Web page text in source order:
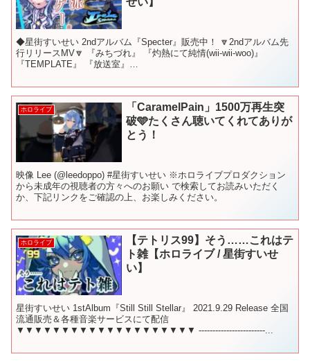
◆星街すいせい 2ndアルバム『Specter』販売中！ 🔽2ndアルバム先
行リリースMV🔽 『みちづれ』 『灼熱にて純情(wii-wii-woo)』
『TEMPLATE』 『放送室』
ホロライブ
「CaramelPain」1500万再生突
破🩵たくさん聴いてくれてありが
とう！
映像 Lee (@leedoppo) #星街すいせい ※ホロライブプロダクション
から未成年の視聴者の方々へのお願い で検索してお読みいただく
か、下記リンクをご確認の上、お楽しみください。
ホロライブ
【テトリス99】そう……これはテ
ト雑【ホロライブ / 星街すいせ
い】
星街すいせい 1stAlbum『Still Still Stellar』 2021.9.29 Release 全国
流通販売＆各種音楽サービスにて配信
▼▼▼▼▼▼▼▼▼▼▼▼▼▼▼▼▼▼▼▼ ------------------------...